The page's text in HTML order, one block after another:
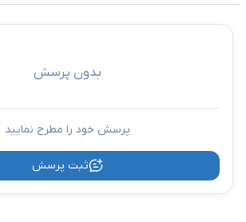
بدون پرسش
پرسش خود را مطرح نمایید
ثبت پرسش